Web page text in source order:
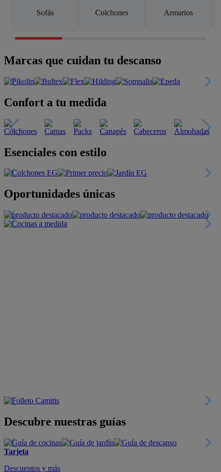
Sofás Colchones Armarios
Marcas que cuidan tu descanso
Confort a tu medida
Esenciales con estilo
Oportunidades únicas
Descubre nuestras guías
Tarjeta
Descuentos y más